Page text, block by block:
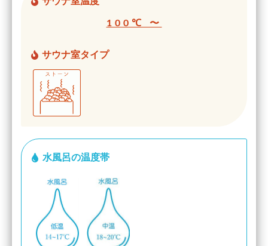
100℃ 〜
サウナ室タイプ
水風呂の温度帯